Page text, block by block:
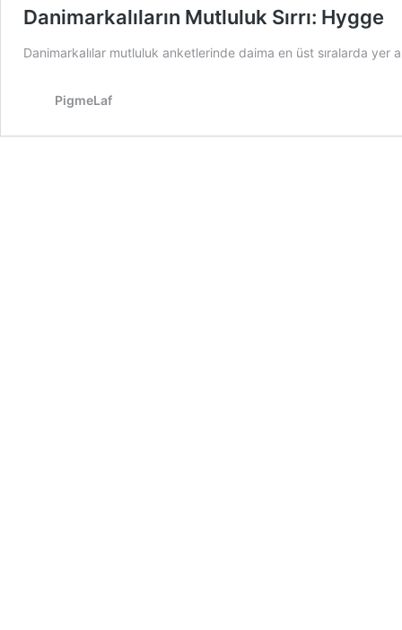
Danimarkalıların Mutluluk Sırrı: Hygge
Danimarkalılar mutluluk anketlerinde daima en üst sıralarda yer
PigmeLaf